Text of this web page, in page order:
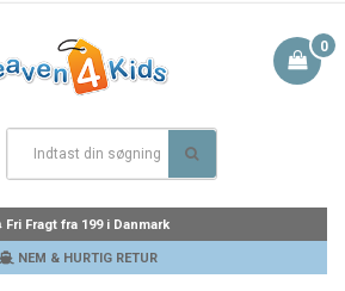
0
Fri Fragt fra 199 i Danmark
NEM & HURTIG RETUR